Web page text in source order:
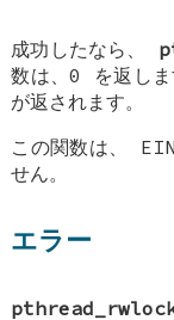
成功したなら、
数は、0 を返しま
が返されます。
この関数は、
せん。
エラー